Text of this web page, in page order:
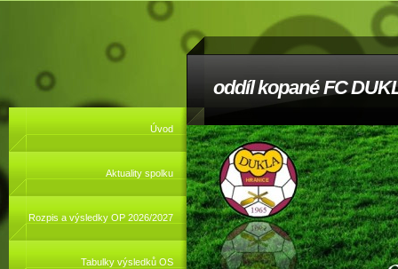
oddíl kopané FC
Úvod
Aktuality spolku
Rozpis a výsledky OP 2026/2027
Tabulky výsledků OS